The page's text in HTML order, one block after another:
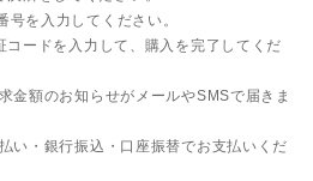
を入力してください。
ードを入力して、購入を完了してくだ
金額のお知らせがメールやSMSで届きま
い・銀行振込・口座振替でお支払いくだ